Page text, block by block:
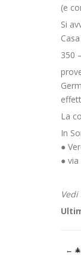
(e
Si
350
La
In
●
●
←